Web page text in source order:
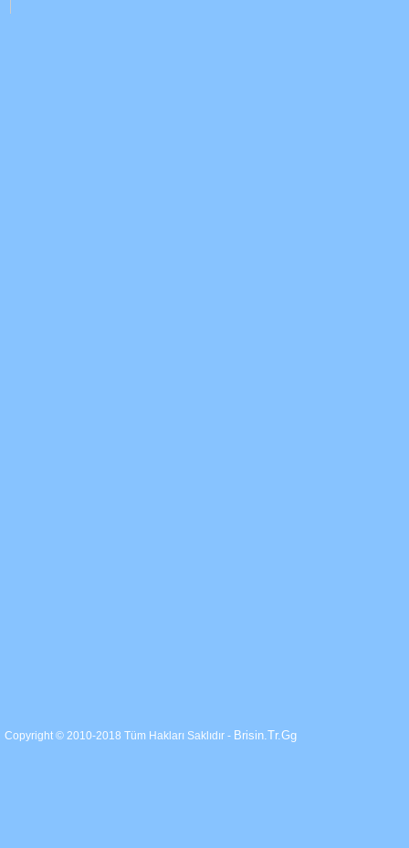
Copyright © 2010-2018 Tüm Hakları Saklıdır - Brisin.Tr.Gg